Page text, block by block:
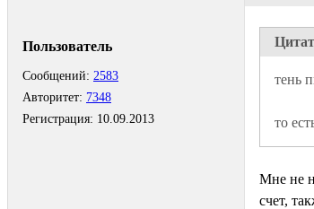
Пользователь
Сообщений: 2583
Авторитет: 7348
Регистрация: 10.09.2013 то
Мне не
счет,